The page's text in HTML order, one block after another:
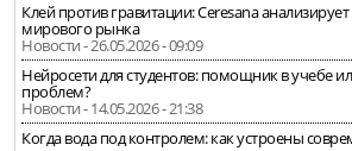
Клей против гравитации: Ceresana
мирового рынка
Новости - 26.05.2026 - 09:09
Нейросети для студентов: помощник в учебе
проблем?
Новости - 14.05.2026 - 21:38
Когда вода под контролем: как устроены